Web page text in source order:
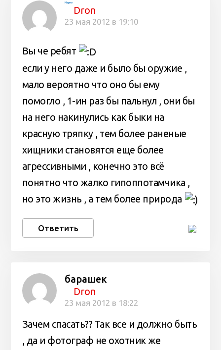
Марио
Dron
23 мая 2012 в 19:10
Вы че ребят
если у него даже и было бы оружие ,
мало вероятно что оно бы ему
помогло , 1-ин раз бы пальнул , они бы
на него накинулись как быки на
красную тряпку , тем более раненые
хищники становятся еще более
агрессивными , конечно это всё
понятно что жалко гипоппотамчика ,
но это жизнь , а тем более природа
Ответить
барашек
Dron
23 мая 2012 в 18:22
Зачем спасать?? Так все и должно быть
, да и фотограф не охотник же